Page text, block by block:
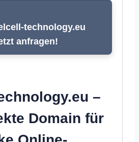
technology.eu
anfragen!
–
Domain für